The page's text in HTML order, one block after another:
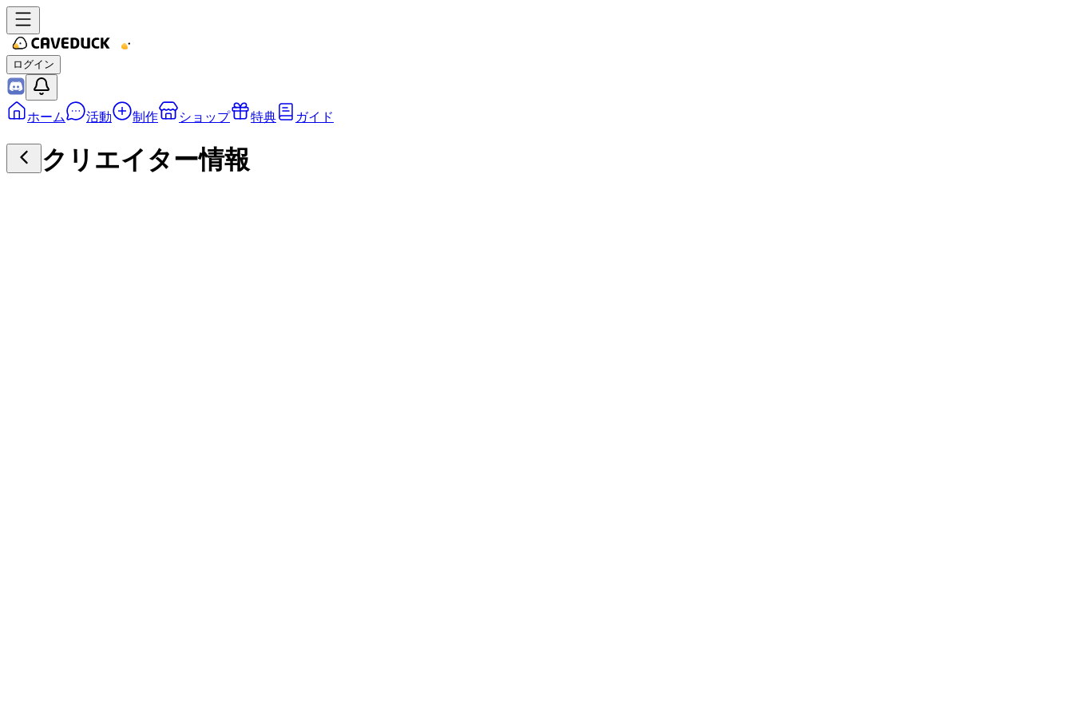
ログイン
ホーム 活動 制作 ショップ 特典 ガイド
クリエイター情報